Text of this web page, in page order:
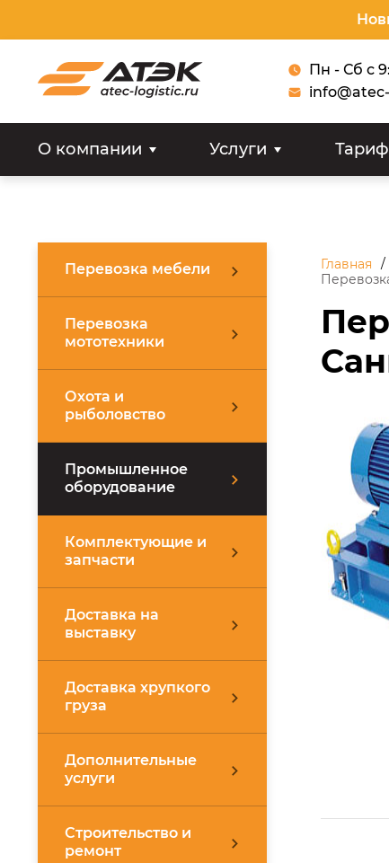
Пн - Сб с
О компании Услуги
Перевозка мебели
Перевозка
мототехники
Охота и
рыболовство
Промышленное
оборудование
Комплектующие и
запчасти
Доставка на
выставку
Доставка хрупкого
груза
Дополнительные
услуги
Строительство и
ремонт
Главная